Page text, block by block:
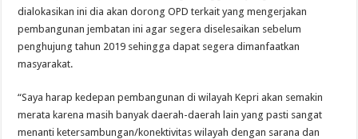
dialokasikan ini dia akan dorong OPD terkait yang mengerjakan
pembangunan jembatan ini agar segera diselesaikan sebelum
penghujung tahun 2019 sehingga dapat segera dimanfaatkan
masyarakat.
“Saya harap kedepan pembangunan di wilayah Kepri akan semakin
merata karena masih banyak daerah-daerah lain yang pasti sangat
menanti ketersambungan/konektivitas wilayah dengan sarana dan